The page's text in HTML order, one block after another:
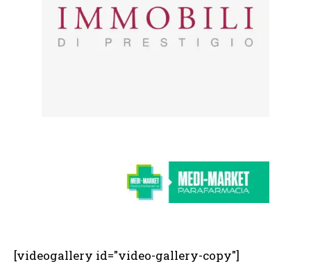
[videogallery id="video-gallery-copy"]